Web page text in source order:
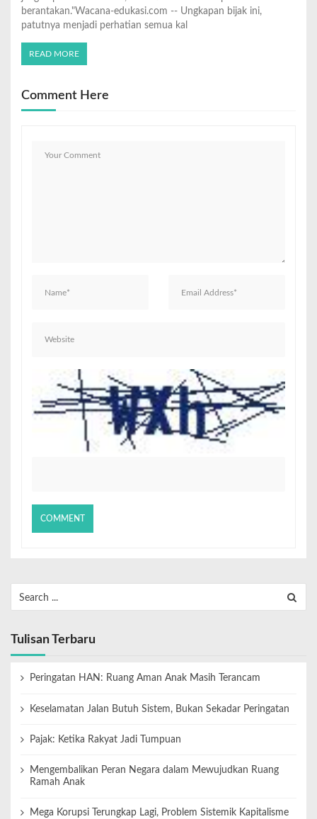
berantakan."Wacana-edukasi.com -- Ungkapan bijak ini,
patutnya menjadi perhatian semua kal
READ MORE
Comment Here
Tulisan Terbaru
Peringatan HAN: Ruang Aman Anak Masih Terancam
Keselamatan Jalan Butuh Sistem, Bukan Sekadar Peringatan
Pajak: Ketika Rakyat Jadi Tumpuan
Mengembalikan Peran Negara dalam Mewujudkan Ruang
Ramah Anak
Mega Korupsi Terungkap Lagi, Problem Sistemik Kapitalisme